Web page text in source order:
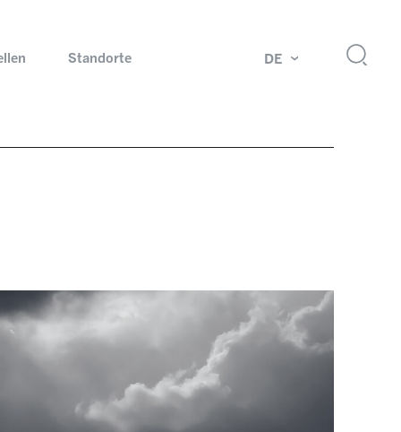
Industrien – unsere Kernmärkte
Standorte DE